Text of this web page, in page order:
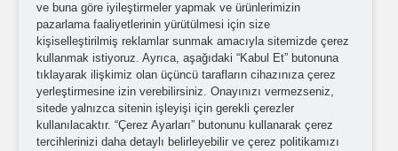
Kişisel verilerimin işlenmesine yönelikaydınlatma ve
açık rıza metni'ni okudum,onaylıyorum.
ve buna göre iyileştirmeler yapmak ve ürünlerimizin
pazarlama faaliyetlerinin yürütülmesi için size
kişiselleştirilmiş reklamlar sunmak amacıyla sitemizde çerez
kullanmak istiyoruz. Ayrıca, aşağıdaki “Kabul Et” butonuna
tıklayarak ilişkimiz olan üçüncü tarafların cihazınıza çerez
yerleştirmesine izin verebilirsiniz. Onayınızı vermezseniz,
sitede yalnızca sitenin işleyişi için gerekli çerezler
kullanılacaktır. “Çerez Ayarları” butonunu kullanarak çerez
tercihlerinizi daha detaylı belirleyebilir ve çerez politikamızı